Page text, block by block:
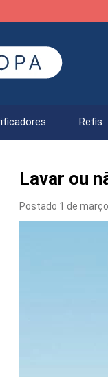
Refis
Lavar ou
Postado 1 de